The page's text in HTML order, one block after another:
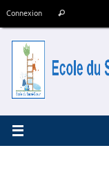
Connexion Rechercher